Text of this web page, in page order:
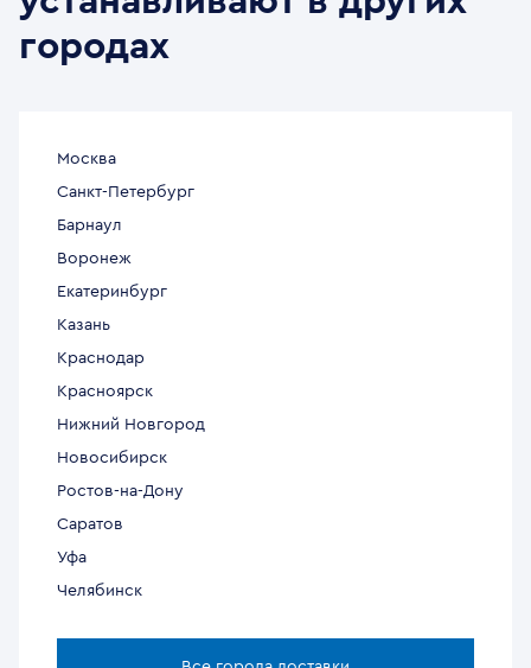
городах
Москва
Санкт-Петербург
Барнаул
Воронеж
Екатеринбург
Казань
Краснодар
Красноярск
Нижний Новгород
Новосибирск
Ростов-на-Дону
Саратов
Уфа
Челябинск